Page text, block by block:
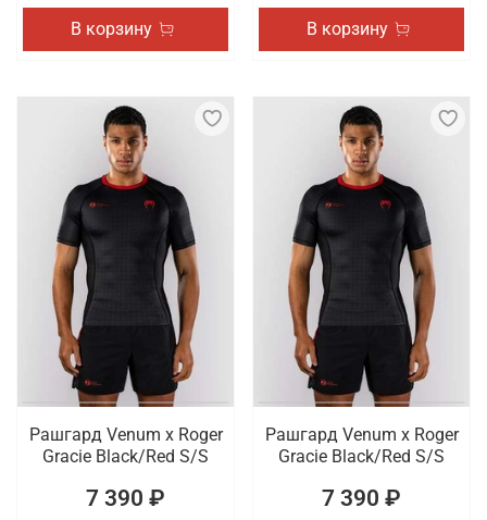
В корзину В корзину
Рашгард Venum x Roger
Gracie Black/Red S/S
7 390 ₽
Рашгард Venum x Roger
Gracie Black/Red S/S
7 390 ₽